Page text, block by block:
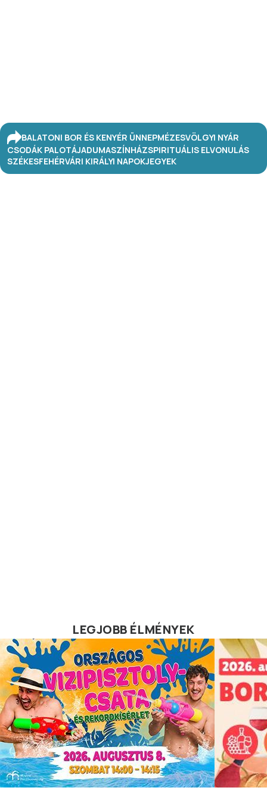
BALATONI BOR ÉS KENYÉR ÜNNEPMÉZESVÖLGYI NYÁR
CSODÁK PALOTÁJADUMASZÍNHÁZSPIRITUÁLIS ELVONULÁS
SZÉKESFEHÉRVÁRI KIRÁLYI NAPOKJEGYEK
LEGJOBB ÉLMÉNYEK